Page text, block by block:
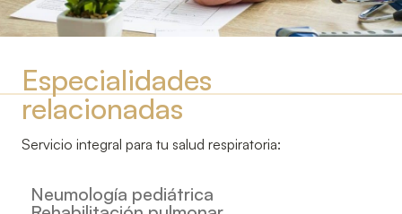
Especialidades
relacionadas
Servicio integral para tu salud respiratoria:
Neumología pediátrica